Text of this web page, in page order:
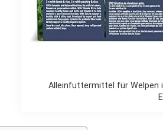
Alleinfuttermittel für Welpen